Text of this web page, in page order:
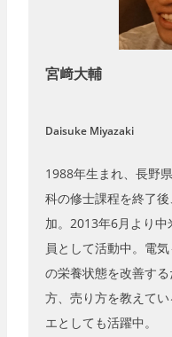
宮﨑大輔
Daisuke Miyazaki
1988年生まれ、長野
科の修士課程を終了
加。2013年6月より
員として活動中。電
の栄養状態を改善す
方、売り方を教えて
エとしても活躍中。